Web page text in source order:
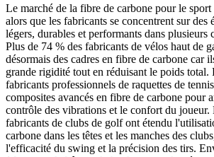
Le marché de la fibre de carbone pour le
alors que les fabricants se concentrent sur des
légers, durables et performants dans plusieurs
Plus de 74 % des fabricants de vélos haut de
désormais des cadres en fibre de carbone car
grande rigidité tout en réduisant le poids total.
fabricants professionnels de raquettes de
composites avancés en fibre de carbone pour
contrôle des vibrations et le confort du
fabricants de clubs de golf ont étendu
carbone dans les têtes et les manches des
l'efficacité du swing et la précision des tirs.